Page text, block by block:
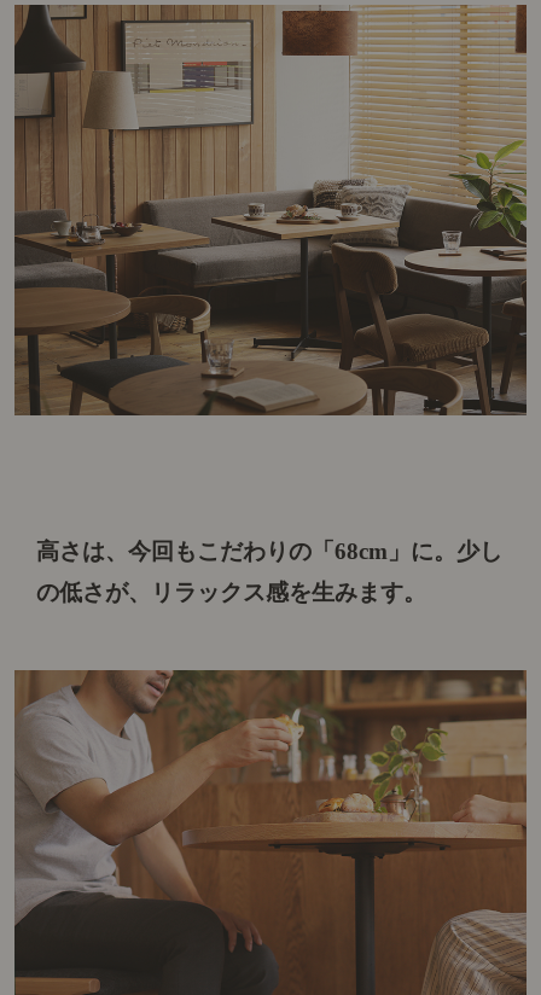
高さは、今回もこだわりの「68cm」に。 少し
の低さが、リラックス感を生みます。